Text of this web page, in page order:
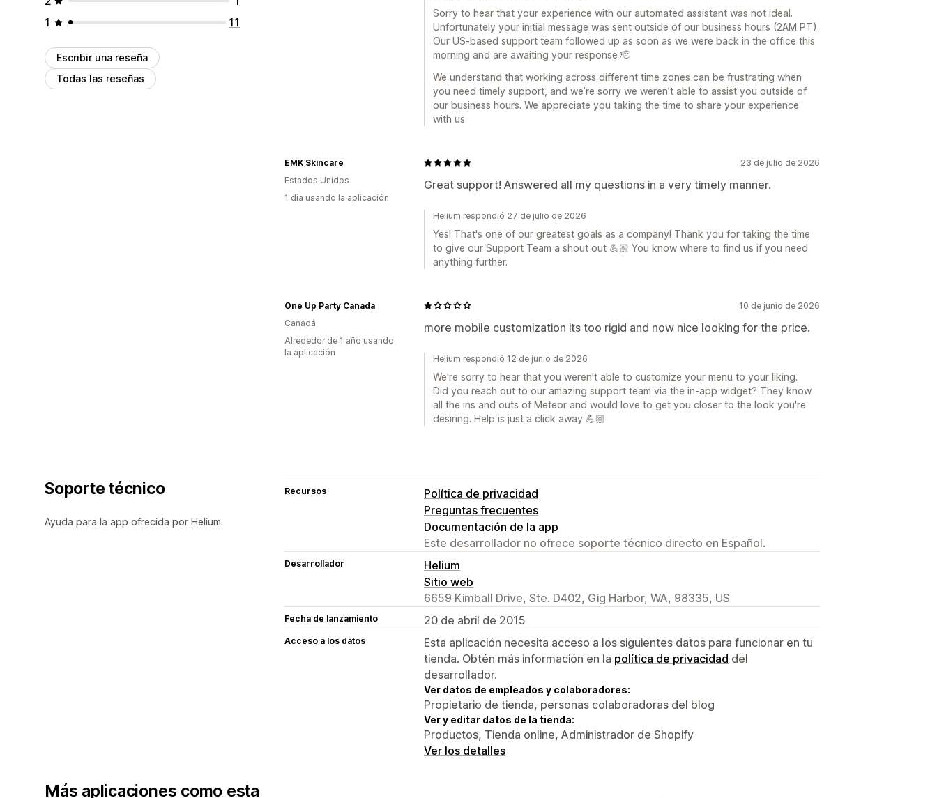
1
11
Escribir una reseña
Todas las reseñas
Sorry to hear that your experience with our automated assistant was not ideal.
Unfortunately your initial message was sent outside of our business hours (2AM PT).
Our US-based support team followed up as soon as we were back in the office this
morning and are awaiting your response 🫡
We understand that working across different time zones can be frustrating when
you need timely support, and we’re sorry we weren’t able to assist you outside of
our business hours. We appreciate you taking the time to share your experience
with us.
23 de julio de 2026
Great support! Answered all my questions in a very timely manner.
EMK Skincare
Estados Unidos
1 día usando la aplicación
Helium respondió 27 de julio de 2026
Yes! That's one of our greatest goals as a company! Thank you for taking the time
to give our Support Team a shout out 💪🏼 You know where to find us if you need
anything further.
10 de junio de 2026
more mobile customization its too rigid and now nice looking for the price.
One Up Party Canada
Canadá
Alrededor de 1 año usando
la aplicación
Helium respondió 12 de junio de 2026
We're sorry to hear that you weren't able to customize your menu to your liking.
Did you reach out to our amazing support team via the in-app widget? They know
all the ins and outs of Meteor and would love to get you closer to the look you're
desiring. Help is just a click away 💪🏼
Soporte técnico
Ayuda para la app ofrecida por Helium.
Recursos
Política de privacidad
Preguntas frecuentes
Documentación de la app
Este desarrollador no ofrece soporte técnico directo en Español.
Desarrollador
Helium
Sitio web
6659 Kimball Drive, Ste. D402, Gig Harbor, WA, 98335, US
Fecha de lanzamiento 20 de abril de 2015
Acceso a los datos
Esta aplicación necesita acceso a los siguientes datos para funcionar en tu
tienda. Obtén más información en la política de privacidad del
desarrollador.
Ver datos de empleados y colaboradores:
Propietario de tienda, personas colaboradoras del blog
Ver y editar datos de la tienda:
Productos, Tienda online, Administrador de Shopify
Ver los detalles
Más aplicaciones como esta